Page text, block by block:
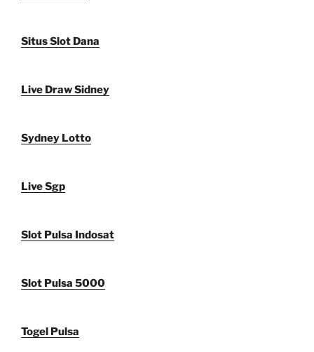
Situs Slot Dana
Live Draw Sidney
Sydney Lotto
Live Sgp
Slot Pulsa Indosat
Slot Pulsa 5000
Togel Pulsa